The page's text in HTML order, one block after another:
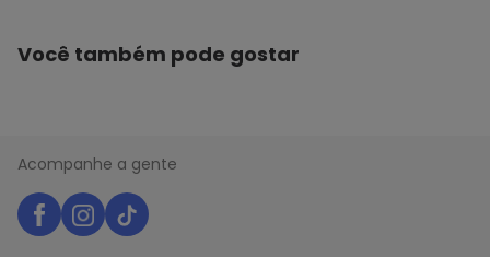
Você também pode gostar
Acompanhe a gente